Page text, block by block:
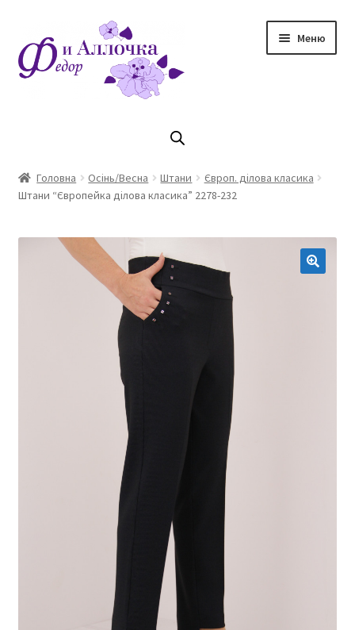
до
навігації
до
контенту
Меню
Магазин
Оплата та доставка
Головна Осінь/Весна Штани
Європ. ділова класика
Штани “Європейка ділова класика” 2278-232